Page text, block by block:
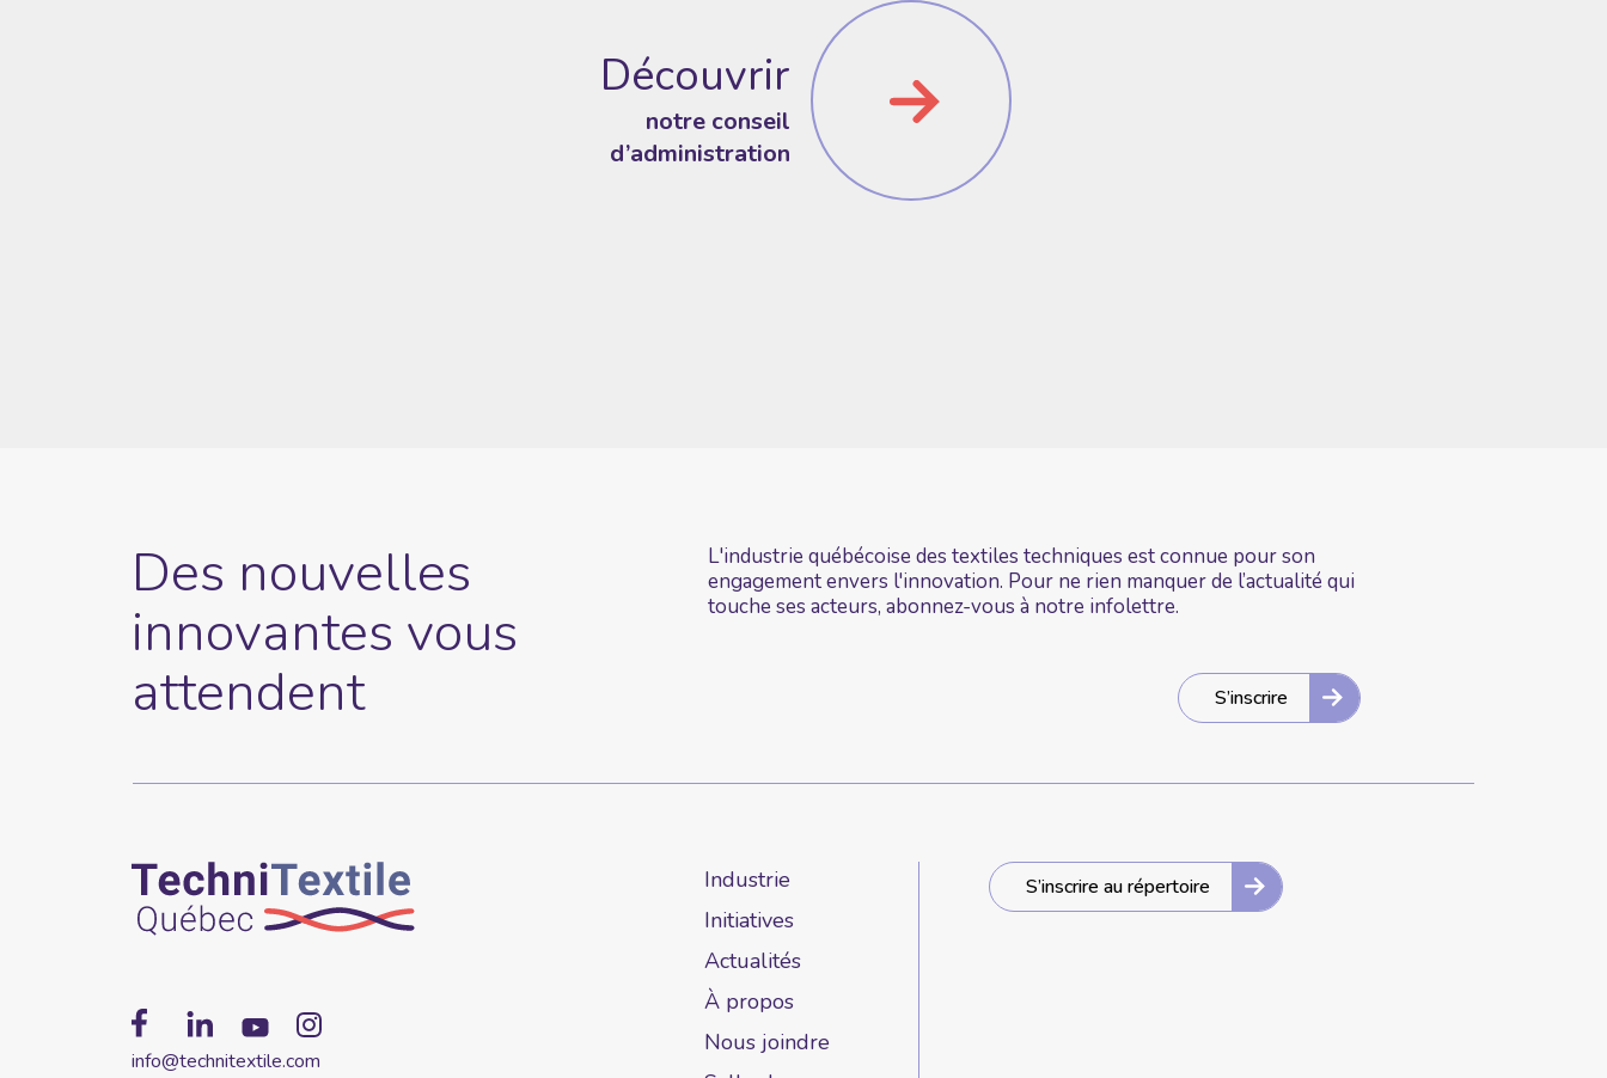
Découvrir
notre conseil
d’administration
Des nouvelles
innovantes vous
attendent
L'industrie québécoise des textiles techniques est connue pour son
engagement envers l'innovation. Pour ne rien manquer de l’actualité qui
touche ses acteurs, abonnez-vous à notre infolettre.
S’inscrire
info@technitextile.com
Industrie
Initiatives
Actualités
À propos
Nous joindre
S’inscrire au répertoire